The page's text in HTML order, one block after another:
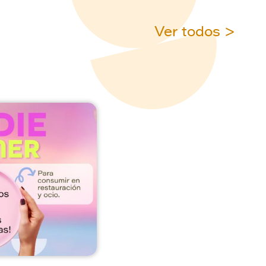
Ver todos >